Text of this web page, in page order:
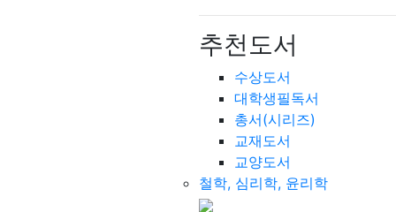
추천도서
수상도서
대학생필독서
총서(시리즈)
교재도서
교양도서
철학, 심리학, 윤리학